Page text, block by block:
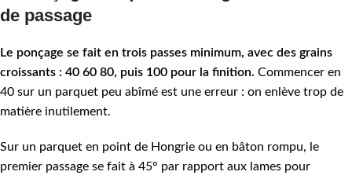
de passage
Le ponçage se fait en trois passes minimum, avec des grains
croissants : 40 60 80, puis 100 pour la finition. Commencer en
40 sur un parquet peu abîmé est une erreur : on enlève trop de
matière inutilement.
Sur un parquet en point de Hongrie ou en bâton rompu, le
premier passage se fait à 45° par rapport aux lames pour